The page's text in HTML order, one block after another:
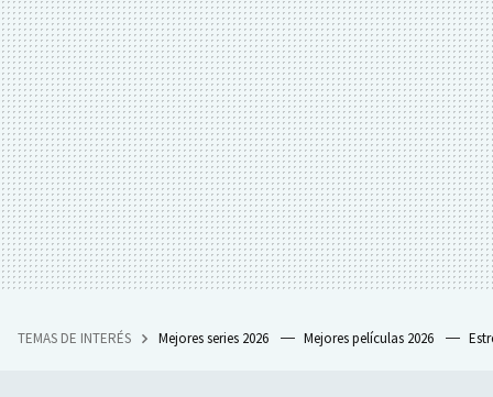
TEMAS DE INTERÉS Mejores series 2026 Mejores películas 2026